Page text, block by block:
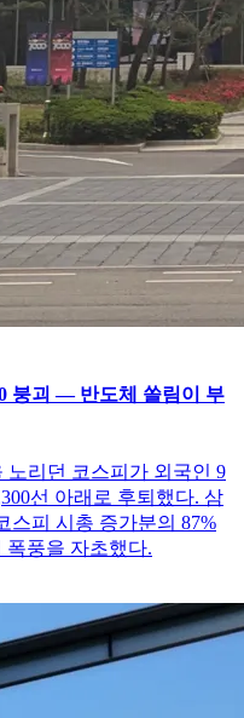
붕괴 — 반도체 쏠림이 부
노리던 코스피가 외국인 9
선 아래로 후퇴했다. 삼
스피 시총 증가분의 87%
폭풍을 자초했다.